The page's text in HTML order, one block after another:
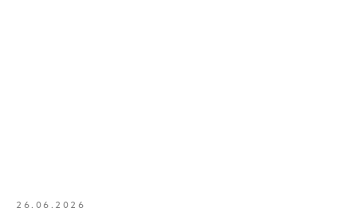
26.06.2026